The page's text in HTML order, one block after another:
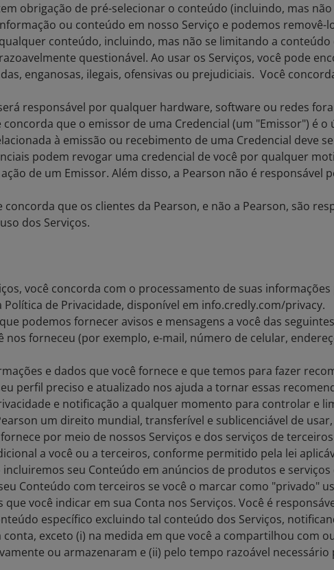
obrigação de pré-selecionar o conteúdo (incluindo, mas
ou conteúdo em nosso Serviço e podemos
conteúdo, incluindo, mas não se limitando a
questionável. Ao usar os Serviços, você pode
enganosas, ilegais, ofensivas ou prejudiciais. Você
responsável por qualquer hardware, software ou redes
concorda que o emissor de uma Credencial (um "Emissor") é
à emissão ou recebimento de uma Credencial deve
podem revogar uma credencial de você por qualquer
de um Emissor. Além disso, a Pearson não é
concorda que os clientes da Pearson, e não a Pearson, são
dos Serviços.
você concorda com o processamento de suas
Política de Privacidade, disponível em info.credly.com/privacy.
podemos fornecer avisos e mensagens a você das
nos forneceu (por exemplo, e-mail, número de celular,
e dados que você fornece e que temos para fazer
perfil preciso e atualizado nos ajuda a tornar essas
e notificação a qualquer momento para controlar e
um direito mundial, transferível e sublicenciável de
por meio de nossos Serviços e dos serviços de
a você ou a terceiros, conforme permitido pela lei
seu Conteúdo em anúncios de produtos e
Conteúdo com terceiros se você o marcar como "privado"
que você indicar em sua Conta nos Serviços. Você é
específico excluindo tal conteúdo dos Serviços,
conta, exceto (i) na medida em que você a compartilhou com
ou armazenaram e (ii) pelo tempo razoável